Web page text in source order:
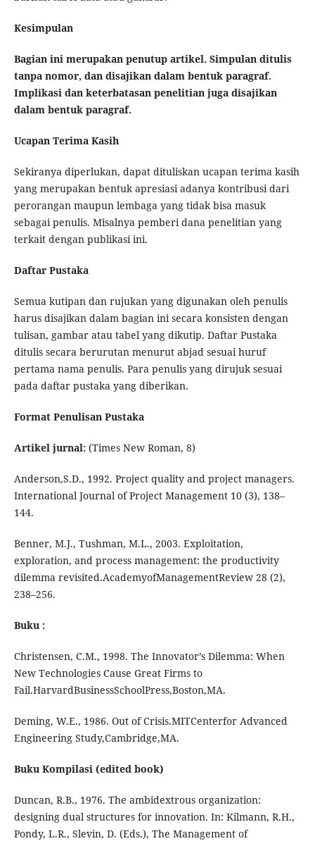
Kesimpulan
Bagian ini merupakan penutup artikel. Simpulan ditulis
tanpa nomor, dan disajikan dalam bentuk paragraf.
Implikasi dan keterbatasan penelitian juga disajikan
dalam bentuk paragraf.
Ucapan Terima Kasih
Sekiranya diperlukan, dapat dituliskan ucapan terima kasih
yang merupakan bentuk apresiasi adanya kontribusi dari
perorangan maupun lembaga yang tidak bisa masuk
sebagai penulis. Misalnya pemberi dana penelitian yang
terkait dengan publikasi ini.
Daftar Pustaka
Semua kutipan dan rujukan yang digunakan oleh penulis
harus disajikan dalam bagian ini secara konsisten dengan
tulisan, gambar atau tabel yang dikutip. Daftar Pustaka
ditulis secara berurutan menurut abjad sesuai huruf
pertama nama penulis. Para penulis yang dirujuk sesuai
pada daftar pustaka yang diberikan.
Format Penulisan Pustaka
Artikel jurnal: (Times New Roman, 8)
Anderson,S.D., 1992. Project quality and project managers.
International Journal of Project Management 10 (3), 138–
144.
Benner, M.J., Tushman, M.L., 2003. Exploitation,
exploration, and process management: the productivity
dilemma revisited.AcademyofManagementReview 28 (2),
238–256.
Buku :
Christensen, C.M., 1998. The Innovator’s Dilemma: When
New Technologies Cause Great Firms to
Fail.HarvardBusinessSchoolPress,Boston,MA.
Deming, W.E., 1986. Out of Crisis.MITCenterfor Advanced
Engineering Study,Cambridge,MA.
Buku Kompilasi (edited book)
Duncan, R.B., 1976. The ambidextrous organization:
designing dual structures for innovation. In: Kilmann, R.H.,
Pondy, L.R., Slevin, D. (Eds.), The Management of